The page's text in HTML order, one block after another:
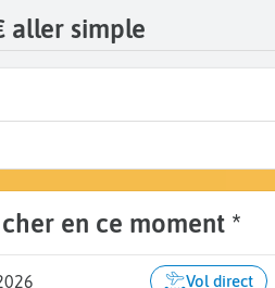
aller simple
Minorque - Port Mahon (MAH)
en ce moment *
Vol direct